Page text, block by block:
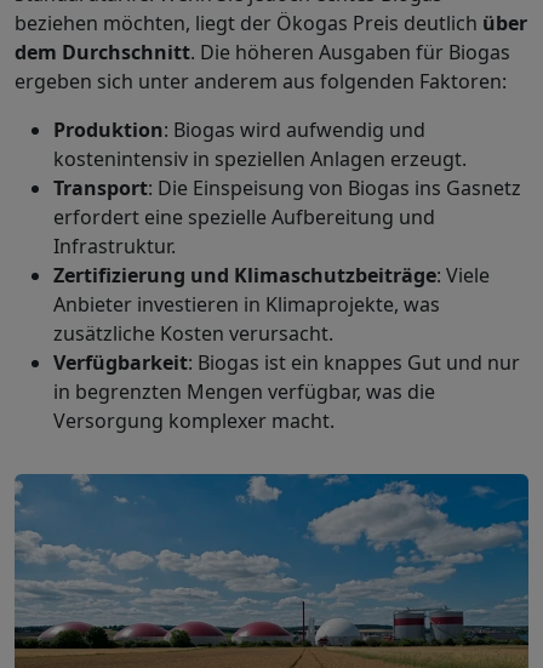
beziehen möchten, liegt der Ökogas Preis deutlich über
dem Durchschnitt. Die höheren Ausgaben für Biogas
ergeben sich unter anderem aus folgenden Faktoren:
Produktion: Biogas wird aufwendig und
kostenintensiv in speziellen Anlagen erzeugt.
Transport: Die Einspeisung von Biogas ins Gasnetz
erfordert eine spezielle Aufbereitung und
Infrastruktur.
Zertifizierung und Klimaschutzbeiträge: Viele
Anbieter investieren in Klimaprojekte, was
zusätzliche Kosten verursacht.
Verfügbarkeit: Biogas ist ein knappes Gut und nur
in begrenzten Mengen verfügbar, was die
Versorgung komplexer macht.